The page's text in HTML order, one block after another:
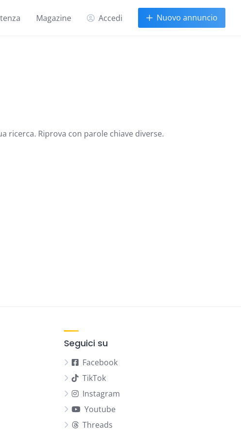
Magazine Accedi Nuovo annuncio
ricerca. Riprova con parole chiave diverse.
Seguici su
Facebook
TikTok
Instagram
Youtube
Threads